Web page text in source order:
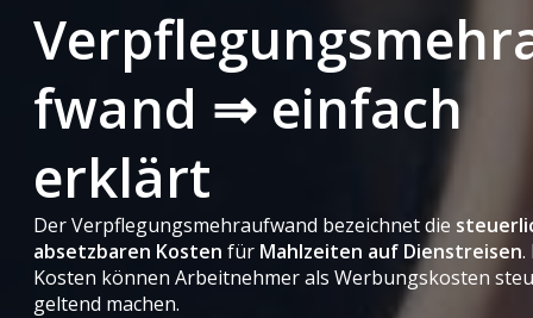
fwand ⇒ einfach
erklärt
Der Verpflegungsmehraufwand bezeichnet die
absetzbaren Kosten für Mahlzeiten auf Dienstreisen.
Kosten können Arbeitnehmer als Werbungskosten
geltend machen.